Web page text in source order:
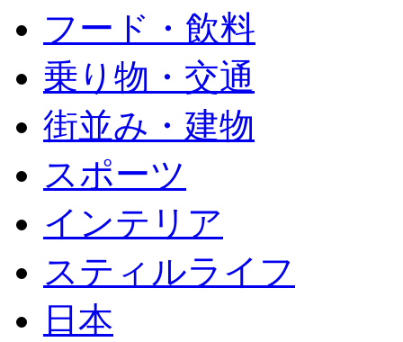
フード・飲料
乗り物・交通
街並み・建物
スポーツ
インテリア
スティルライフ
日本